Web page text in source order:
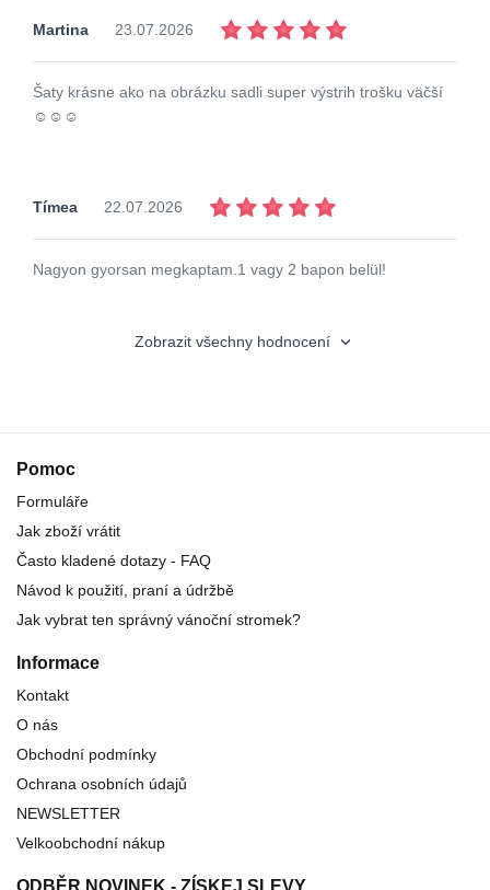
Martina 23.07.2026
Šaty krásne ako na obrázku sadli super výstrih trošku väčší
☺️☺️☺️
Tímea 22.07.2026
Nagyon gyorsan megkaptam.1 vagy 2 bapon belül!
Zobrazit všechny hodnocení
Pomoc
Formuláře
Jak zboží vrátit
Často kladené dotazy - FAQ
Návod k použití, praní a údržbě
Jak vybrat ten správný vánoční stromek?
Informace
Kontakt
O nás
Obchodní podmínky
Ochrana osobních údajů
NEWSLETTER
Velkoobchodní nákup
ODBĚR NOVINEK - ZÍSKEJ SLEVY